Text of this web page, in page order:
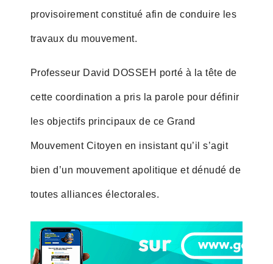
provisoirement constitué afin de conduire les
travaux du mouvement.
Professeur David DOSSEH porté à la tête de
cette coordination a pris la parole pour définir
les objectifs principaux de ce Grand
Mouvement Citoyen en insistant qu’il s’agit
bien d’un mouvement apolitique et dénudé de
toutes alliances électorales.